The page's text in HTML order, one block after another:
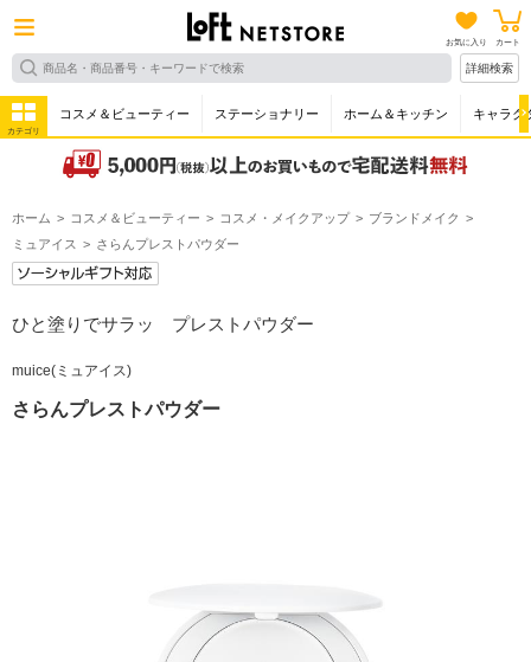
お気に入り カート
詳細検索
カテゴリ
コスメ＆ビューティー ステーショナリー ホーム＆キッチン キャラク
ホーム コスメ＆ビューティー コスメ・メイクアップ
ブランドメイク
ミュアイス
さらんプレストパウダー
ひと塗りでサラッ プレストパウダー
muice(ミュアイス)
さらんプレストパウダー